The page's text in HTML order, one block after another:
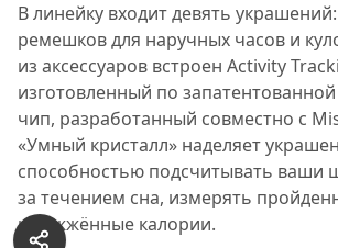
В линейку входит девять
ремешков для наручных часов и
из аксессуаров встроен Activity
изготовленный по
чип, разработанный совместно с
«Умный кристалл» наделяет
способностью подсчитывать ваши
за течением сна, измерять
и сожжённые калории.